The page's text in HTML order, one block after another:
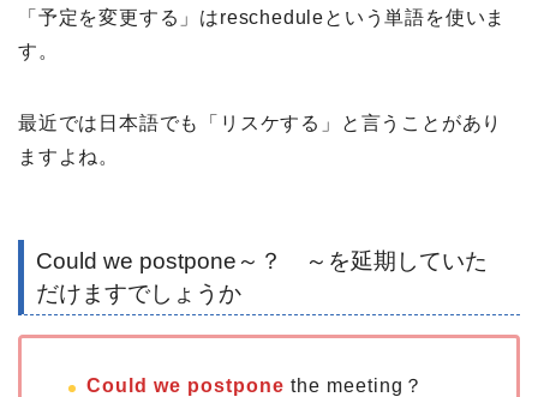
「予定を変更する」はrescheduleという単語を使いま
す。
最近では日本語でも「リスケする」と言うことがあり
ますよね。
Could we postpone～？ ～を延期していた
だけますでしょうか
Could we postpone the meeting？